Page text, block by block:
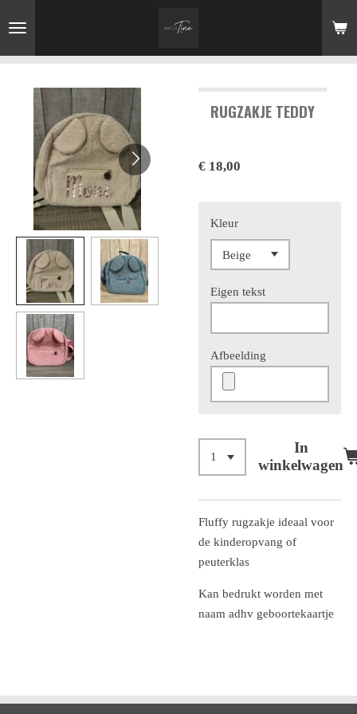
direct
naar
hoofdinhoud
RUGZAKJE TEDDY
€ 18,00
Kleur
Eigen tekst
Afbeelding
In
winkelwagen
Fluffy rugzakje ideaal voor
de kinderopvang of
peuterklas
Kan bedrukt worden met
naam adhv geboortekaartje